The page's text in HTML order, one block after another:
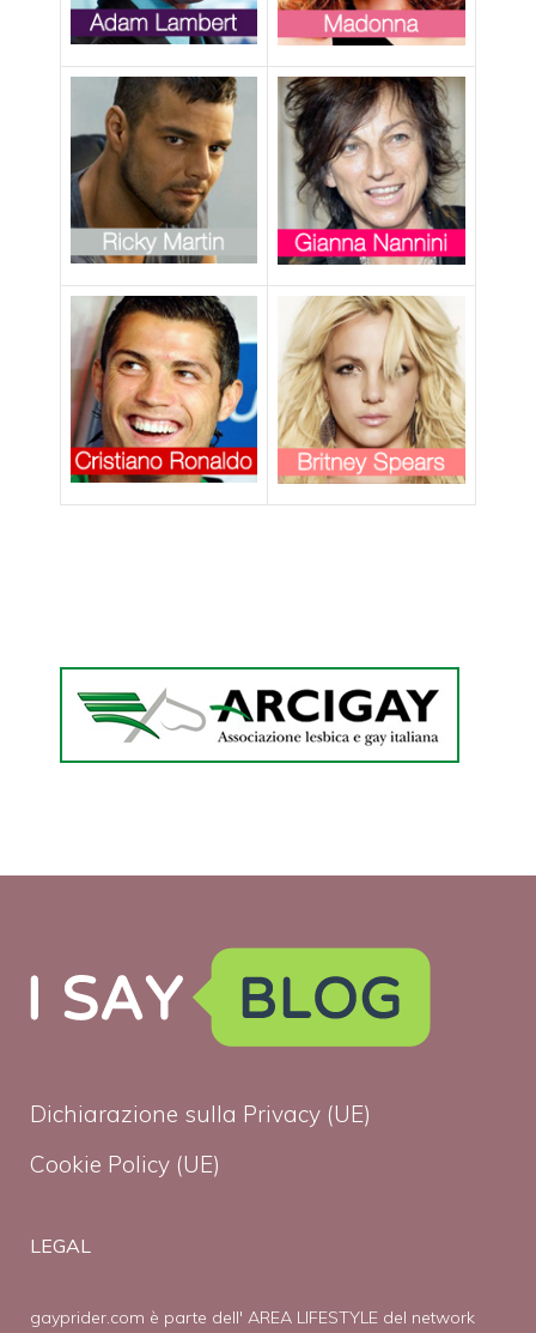
Dichiarazione sulla Privacy (UE)
Cookie Policy (UE)
LEGAL
gayprider.com è parte dell' AREA LIFESTYLE del network